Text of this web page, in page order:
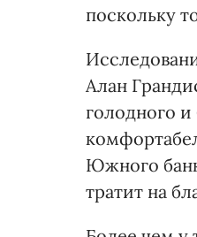
поскольку
Алан
голодного
Южного
тратит на